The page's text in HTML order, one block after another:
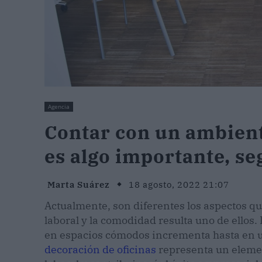
Agencia
Contar con un
es algo importante,
Marta Suárez 18 agosto, 2022 21:07
Actualmente, son diferentes los aspectos
laboral y la comodidad resulta uno de
en espacios cómodos incrementa hasta
decoración de oficinas representa un